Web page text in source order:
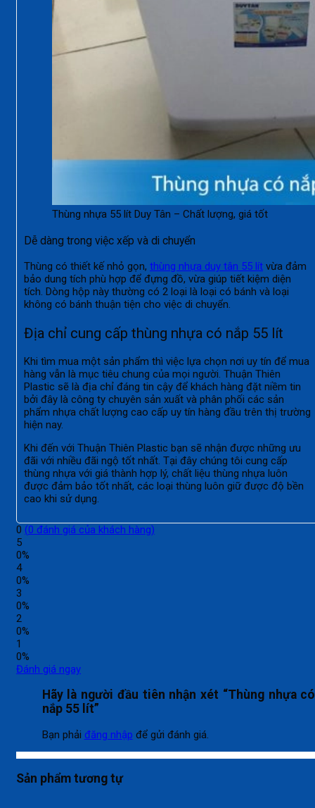
Thùng nhựa 55 lít Duy Tân – Chất lượng, giá tốt
Dễ dàng trong việc xếp và di chuyển
Thùng có thiết kế nhỏ gọn, thùng nhựa duy tân 55 lít vừa đảm
bảo dung tích phù hợp để đựng đồ, vừa giúp tiết kiệm diện
tích. Dòng hộp này thường có 2 loại là loại có bánh và loại
không có bánh thuận tiện cho việc di chuyển.
Địa chỉ cung cấp thùng nhựa có nắp 55 lít
Khi tìm mua một sản phẩm thì việc lựa chọn nơi uy tín để mua
hàng vẫn là mục tiêu chung của mọi người. Thuận Thiên
Plastic sẽ là địa chỉ đáng tin cậy để khách hàng đặt niềm tin
bởi đây là công ty chuyên sản xuất và phân phối các sản
phẩm nhựa chất lượng cao cấp uy tín hàng đầu trên thị trường
hiện nay.
Khi đến với Thuận Thiên Plastic bạn sẽ nhận được những ưu
đãi với nhiều đãi ngộ tốt nhất. Tại đây chúng tôi cung cấp
thùng nhựa với giá thành hợp lý, chất liệu thùng nhựa luôn
được đảm bảo tốt nhất, các loại thùng luôn giữ được độ bền
cao khi sử dụng.
0 (0 đánh giá của khách hàng)
5
0%
4
0%
3
0%
2
0%
1
0%
Đánh giá ngay
Hãy là người đầu tiên nhận xét “Thùng nhựa có
nắp 55 lít”
Bạn phải đăng nhập để gửi đánh giá.
Sản phẩm tương tự